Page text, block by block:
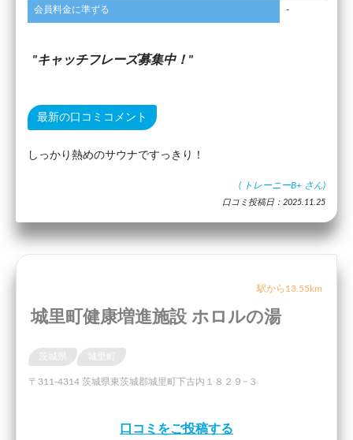
会員料金に準ずる -
キャッチフレーズ募集中！
最新の口コミコメント
しっかり熱めのサウナですっきり！
( トレーニーB+ さん)
口コミ投稿日：2025.11.25
駅から13.55km
城里町健康増進施設 ホロルの湯
〒311-4314 茨城県東茨城郡城里町下古内１８２９−３
口コミをご投稿する